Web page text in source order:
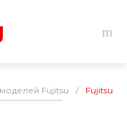
Fujitsu / Fujitsu